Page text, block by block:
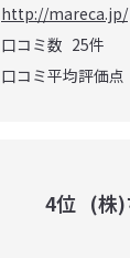
http://mareca.jp/
口コミ数 25件
口コミ平均評価点
4位 (株)